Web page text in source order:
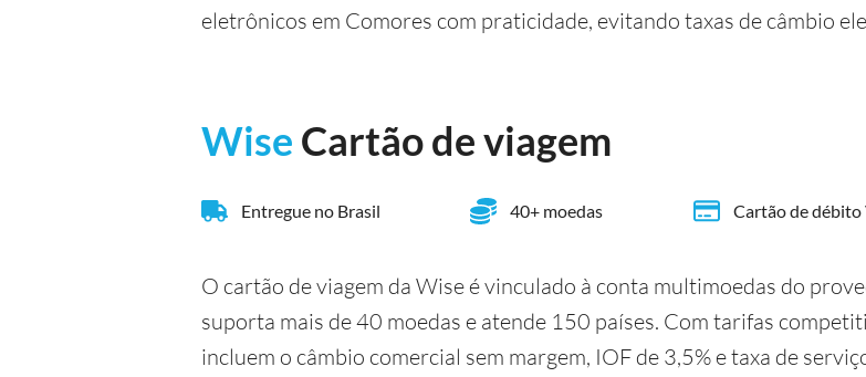
eletrônicos em Comores com praticidade, evitando taxas de câmbio
Wise Cartão de viagem
Entregue no Brasil 40+ moedas Cartão de débito
O cartão de viagem da Wise é vinculado à conta multimoedas do
suporta mais de 40 moedas e atende 150 países. Com tarifas
incluem o câmbio comercial sem margem, IOF de 3,5% e taxa de